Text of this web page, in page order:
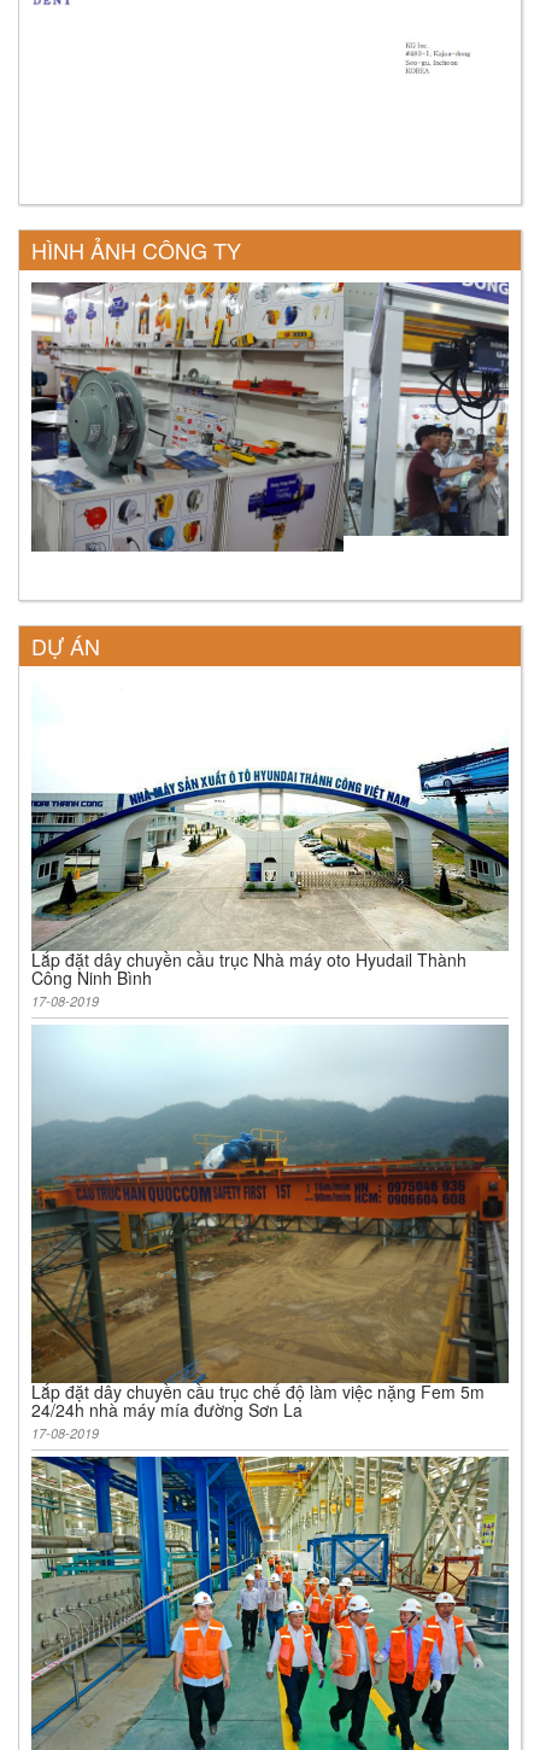
HÌNH ẢNH CÔNG TY
DỰ ÁN
Lắp đặt dây chuyền cầu trục Nhà máy oto Hyudail Thành
Công Ninh Bình
17-08-2019
Lắp đặt dây chuyền cầu trục chế độ làm việc nặng Fem 5m
24/24h nhà máy mía đường Sơn La
17-08-2019